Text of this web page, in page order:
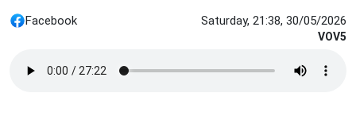
Facebook Saturday, 21:38, 30/05/2026
VOV5